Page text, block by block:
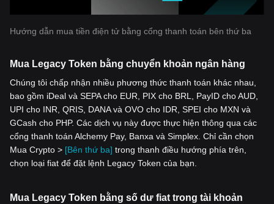
Hướng dẫn mua tiền điện tử bằng cổng thanh toán bên thứ ba
Mua Legacy Token bằng chuyển khoản ngân hàng
Chúng tôi chấp nhận nhiều phương thức thanh toán khác nhau,
bao gồm iDeal và SEPA cho EUR, PIX cho BRL, PayID cho AUD,
UPI cho INR, QRIS, DANA và OVO cho IDR, SPEI cho MXN và
GCash cho PHP. Các dịch vụ này được thực hiện thông qua các
cổng thanh toán Alchemy Pay, Banxa và Simplex. Chỉ cần chọn
Mua Crypto > [Bên thứ ba] trong thanh điều hướng phía trên,
chọn loại fiat để đặt lệnh Legacy Token của bạn.
Mua Legacy Token bằng số dư fiat trong tài khoản